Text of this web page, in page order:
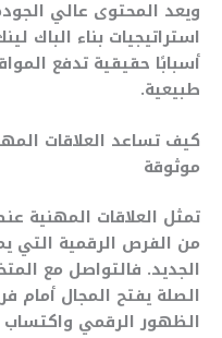
ويعد المحتوى عالي
استراتيجيات بناء الباك
أسبابًا حقيقية تدفع
طبيعية.
كيف تساعد العلاقات
موثوقة
تمثل العلاقات المهنية
من الفرص الرقمية التي
الجديد. فالتواصل مع
الصلة يفتح المجال
الظهور الرقمي واكتساب